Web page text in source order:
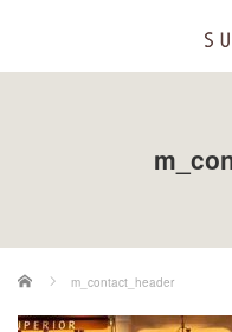
ホーム m_contact_header